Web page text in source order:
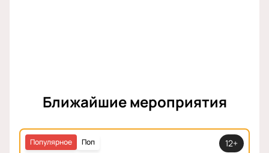
Ближайшие мероприятия
Поп
Популярное
12+